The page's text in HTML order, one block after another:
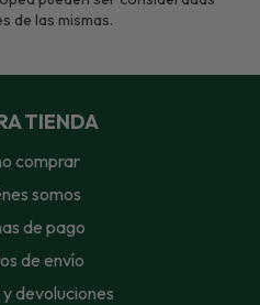
de las mismas.
TIENDA
comprar
somos
de pago
de envío
devoluciones